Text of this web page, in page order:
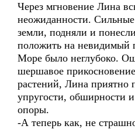
Через мгновение Лина
неожиданности.
земли, подняли и
положить на невидимый
Море было неглубоко.
шершавое
растений, Лина приятно
упругости, обширности
опоры.
-А теперь как, не